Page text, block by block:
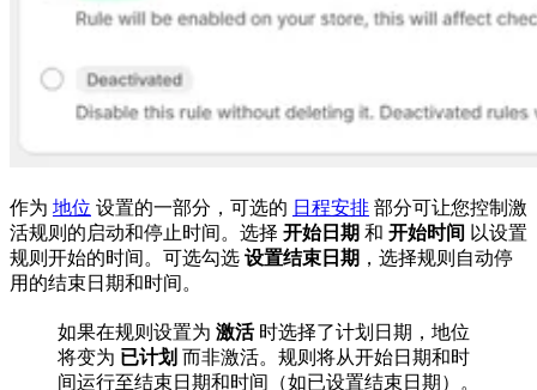
作为 地位 设置的一部分，可选的 日程安排 部分可让您控制激
活规则的启动和停止时间。选择 开始日期 和 开始时间 以设置
规则开始的时间。可选勾选 设置结束日期 ，选择规则自动停
用的结束日期和时间。
如果在规则设置为 激活时选择了计划日期，地位
将变为 已计划 而非激活。规则将从开始日期和时
间运行至结束日期和时间（如已设置结束日期）。